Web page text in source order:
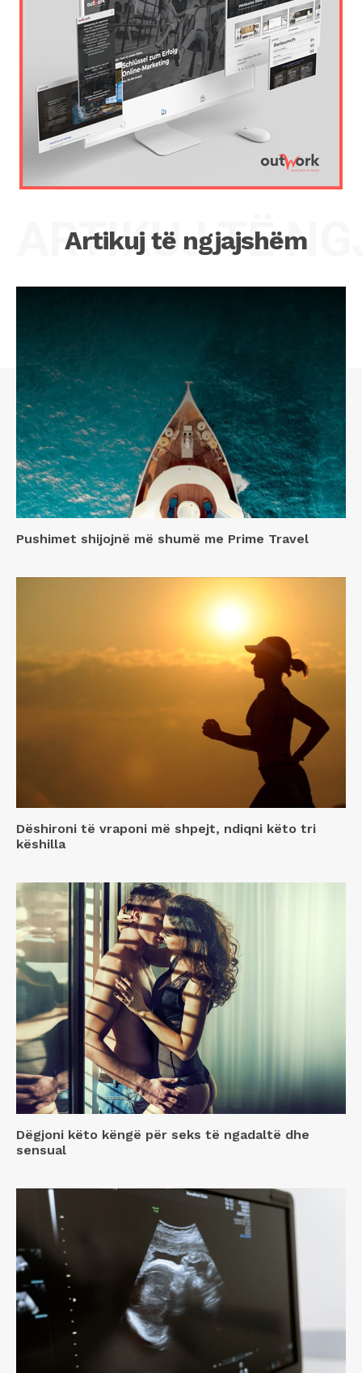
Artikuj të ngjajshëm
ARTIKUJ TË
Pushimet shijojnë më shumë me Prime Travel
Dëshironi të vraponi më shpejt, ndiqni këto tri
këshilla
Dëgjoni këto këngë për seks të ngadaltë dhe
sensual